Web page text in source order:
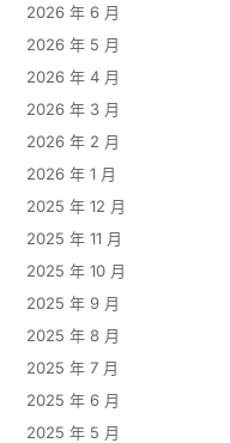
2026 年 6 月
2026 年 5 月
2026 年 4 月
2026 年 3 月
2026 年 2 月
2026 年 1 月
2025 年 12 月
2025 年 11 月
2025 年 10 月
2025 年 9 月
2025 年 8 月
2025 年 7 月
2025 年 6 月
2025 年 5 月